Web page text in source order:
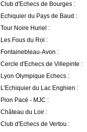
Club d'Echecs de Bourges :
Echiquier du Pays de Baud :
Tour Noire Huriel :
Les Fous du Roi :
Fontainebleau-Avon :
Cercle d'Echecs de Villepinte :
Lyon Olympique Echecs :
L'Echiquier du Lac Enghien :
Pion Pacé - MJC :
Château du Loir :
Club d'Echecs de Vertou :